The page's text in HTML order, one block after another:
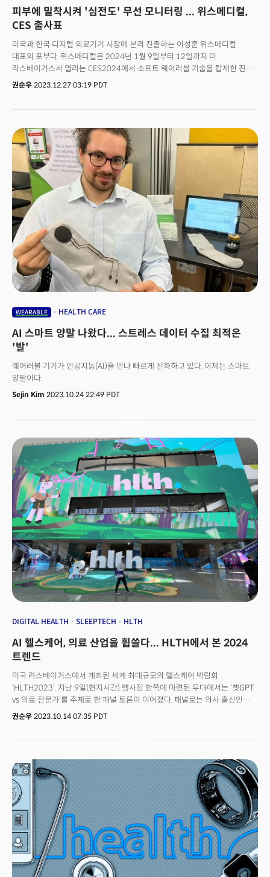
선보인 삼성전자가 차세대 디바이스 경쟁에서 애플에 한 발 앞섰다는 평이
나오고 있습니다.
피부에 밀착시켜 '심전도' 무선 모니터링 ... 위스메디컬,
CES 출사표
미국과 한국 디지털 의료기기 시장에 본격 진출하는 이성훈 위스메디컬
대표의 포부다. 위스메디컬은 2024년 1월 9일부터 12일까지 미
라스베이거스서 열리는 CES2024에서 소프트 웨어러블 기술을 탑재한 진단
디바이스 '테드에이드(TedAid)'의 첫 선을 보인다. 헬스케어 웨어러블 시장은
CES2024에서 더욱 주목을 받을 것으로 예상된다. 위스메디컬은 미국
조지아텍 박사과정 중 관련 기술을 개발한 이성훈 대표와 미국 웨어러블
디바이스 분야의 권위자인 여운홍 조지아텍 교수가 의기투합해 설립한
회사다. 소프트 웨어러블 기술을 이용해 심전도, 뇌전도, 근전도, 안전도 등
의료에 필수적인 생체정보를 연속적이면서 정확하게 모니터링하고 이를
AI기반 소프트웨어를 통해 진단하는 디바이스를 개발, 최근 상용화에 나섰다.
조지아텍에서 최근 전자공학박사를 취득한 이 대표는 "연구 과정에서 현재
모니터링 장비들의 문제점들을 인지하게 됐다"며 "실제 개발한 디바이스의
가능성을 확인하고, 창업을 선택했다. 의료 현장과 심폐질환자 등 환자들의
실생활에 도움을 줄 수 있는 기술"이라고 설명했다.
권순우 2023.12.27 03:19 PDT
WEARABLE HEALTH CARE
AI 스마트 양말 나왔다... 스트레스 데이터 수집 최적은
'발'
웨어러블 기기가 인공지능(AI)을 만나 빠르게 진화하고 있다. 이제는 스마트
양말이다.
Sejin Kim 2023.10.24 22:49 PDT
DIGITAL HEALTH SLEEPTECH HLTH
AI 헬스케어, 의료 산업을 휩쓸다... HLTH에서 본 2024
트렌드
미국 라스베이거스에서 개최된 세계 최대규모의 헬스케어 박람회
'HLTH2023'. 지난 9일(현지시간) 행사장 한쪽에 마련된 무대에서는 '챗GPT
vs 의료 전문가'를 주제로 한 패널 토론이 이어졌다. 패널로는 의사 출신인
파티마 파룩 세일스포스 CHO(Chief Health Officer), 소냐 마크니
문제들이 가감없이 다뤄졌다. 미국 최고 병원 중 하나로 손꼽히는
메이요클리닉의 마크니 디렉터는 "AI 등장과 함께 의료 분야에서 새로운
물결을 경험하고 있다"고 말했다. 메이요클리닉은 지난 6월부터 구글
클라우드와 손잡고 생성AI를 활용한 맞춤형 챗봇 시범 서비스를 운영하고
있다. 그는" 의료진은 물론 병원 운영 관계자들도 AI의 등장에 흥분하고
있다"면서 "여기엔 투명이 필요하고, 책임감도 뒤따른다. 협력한다면 유의미한
변화를 가져올 것"이라고 기대감을 내비쳤다. HLTH2023은 지난 8일부터
11일까지 열린 헬스케어 분야의 대표적인 행사다. HLTH는 'Health'의
약자로, 건강과 의료 분야에 종사하는 모든 이해 관계자들이 한자리에 모여
최신 혁신 기술과 트렌드를 논의하고 교류하는 기회를
권순우 2023.10.14 07:35 PDT